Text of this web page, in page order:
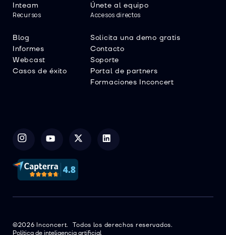
Inteam
Únete al equipo
Recursos
Blog
Informes
Webcast
Casos de éxito
Accesos directos
Solicita una demo gratis
Contacto
Soporte
Portal de partners
Formaciones Inconcert
©2026 Inconcert. Todos los derechos reservados.
Política de inteligencia artificial